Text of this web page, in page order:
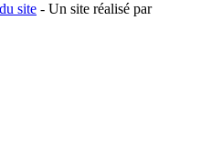
site - Un site réalisé par